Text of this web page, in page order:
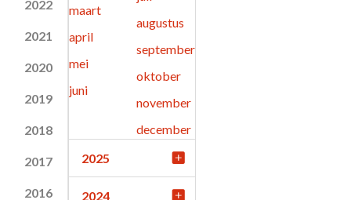
2022
2021
2020
2019
2018
2017
2016
maart
april
mei
juni
augustus
september
oktober
november
december
2025
2024